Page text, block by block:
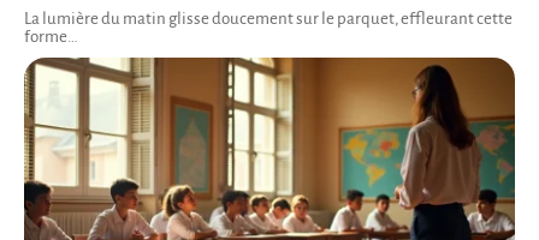
La lumière du matin glisse doucement sur le parquet, effleurant cette
forme